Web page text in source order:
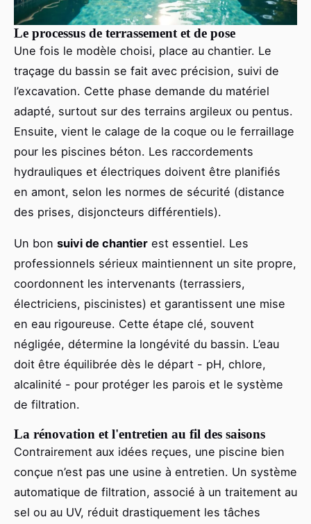
Le processus de terrassement et de pose
Une fois le modèle choisi, place au chantier. Le
traçage du bassin se fait avec précision, suivi de
l’excavation. Cette phase demande du matériel
adapté, surtout sur des terrains argileux ou pentus.
Ensuite, vient le calage de la coque ou le ferraillage
pour les piscines béton. Les raccordements
hydrauliques et électriques doivent être planifiés
en amont, selon les normes de sécurité (distance
des prises, disjoncteurs différentiels).
Un bon suivi de chantier est essentiel. Les
professionnels sérieux maintiennent un site propre,
coordonnent les intervenants (terrassiers,
électriciens, piscinistes) et garantissent une mise
en eau rigoureuse. Cette étape clé, souvent
négligée, détermine la longévité du bassin. L’eau
doit être équilibrée dès le départ - pH, chlore,
alcalinité - pour protéger les parois et le système
de filtration.
La rénovation et l'entretien au fil des saisons
Contrairement aux idées reçues, une piscine bien
conçue n’est pas une usine à entretien. Un système
automatique de filtration, associé à un traitement au
sel ou au UV, réduit drastiquement les tâches